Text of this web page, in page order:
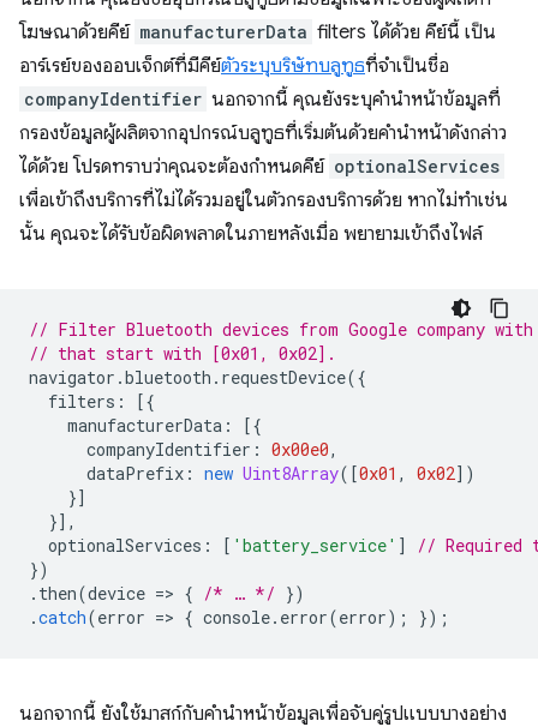
โฆษณาด้วยคีย์ manufacturerData filters ได้ด้วย คีย์นี้ เป็น
อาร์เรย์ของออบเจ็กต์ที่มีคีย์ตัวระบุบริษัทบลูทูธที่จำเป็นชื่อ
companyIdentifier นอกจากนี้ คุณยังระบุคำนำหน้าข้อมูลที่
กรองข้อมูลผู้ผลิตจากอุปกรณ์บลูทูธที่เริ่มต้นด้วยคำนำหน้าดังกล่าว
ได้ด้วย โปรดทราบว่าคุณจะต้องกำหนดคีย์ optionalServices
เพื่อเข้าถึงบริการที่ไม่ได้รวมอยู่ในตัวกรองบริการด้วย หากไม่ทำเช่น
นั้น คุณจะได้รับข้อผิดพลาดในภายหลังเมื่อ พยายามเข้าถึงไฟล์
// Filter Bluetooth devices from Google company
// that start with [0x01, 0x02].
navigator .bluetooth . requestDevice({
filters :
[{
manufacturerData :
[{
companyIdentifier : 0x00e0,
dataPrefix : new Uint8Array([0x01 , 0x02])
}]
}],
optionalServices : [ 'battery_service' ]
// Required
})
. then(device => { /* … */ })
.catch(error => { console. error(error); });
นอกจากนี้ ยังใช้มาสก์กับคำนำหน้าข้อมูลเพื่อจับคู่รูปแบบบางอย่าง